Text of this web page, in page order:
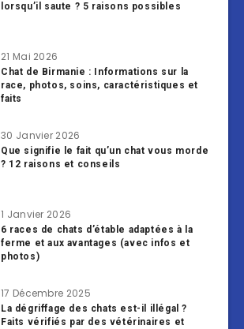
lorsqu’il saute ? 5 raisons possibles
21 Mai 2026
Chat de Birmanie : Informations sur la
race, photos, soins, caractéristiques et
faits
30 Janvier 2026
Que signifie le fait qu’un chat vous morde
? 12 raisons et conseils
1 Janvier 2026
6 races de chats d’étable adaptées à la
ferme et aux avantages (avec infos et
photos)
17 Décembre 2025
La dégriffage des chats est-il illégal ?
Faits vérifiés par des vétérinaires et